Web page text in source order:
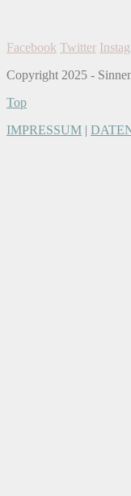
Facebook Twitter
Copyright 2025 -
Top
IMPRESSUM |